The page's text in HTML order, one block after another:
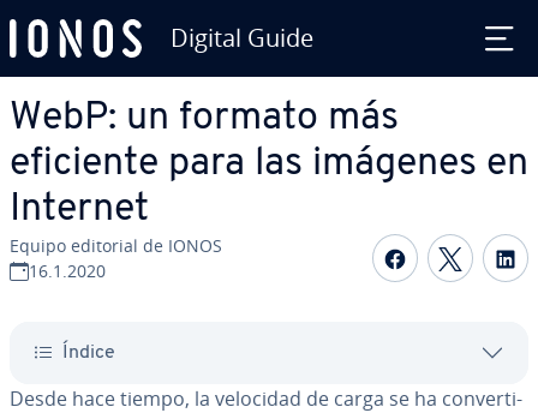
Digital Guide
WebP: un formato más
eficiente para las imágenes en
Internet
Equipo editorial de IONOS
16.1.2020
Compartir
Índice
Desde hace tiempo, la velocidad de carga se ha co­n­ve­r­ti­